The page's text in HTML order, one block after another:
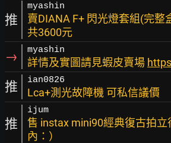
推
myashin
賣DIANA F+ 閃光燈套組(完整
共3600元
→ myashin
詳情及實圖請見蝦皮賣場
推 ian0826
Lca+測光故障機 可私信議價
推
ijum
售 instax mini90經典復古拍立
內：）